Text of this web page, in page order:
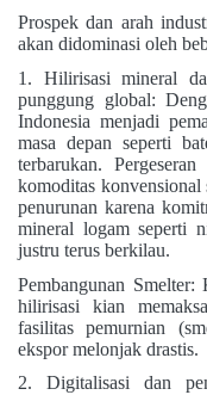
Prospek dan arah
akan didominasi oleh
1. Hilirisasi mineral
punggung global:
Indonesia menjadi
masa depan seperti
terbarukan.
komoditas konvensional
penurunan karena
mineral logam seperti
justru terus berkilau.
Pembangunan
hilirisasi kian
fasilitas pemurnian
ekspor melonjak drastis.
2. Digitalisasi dan